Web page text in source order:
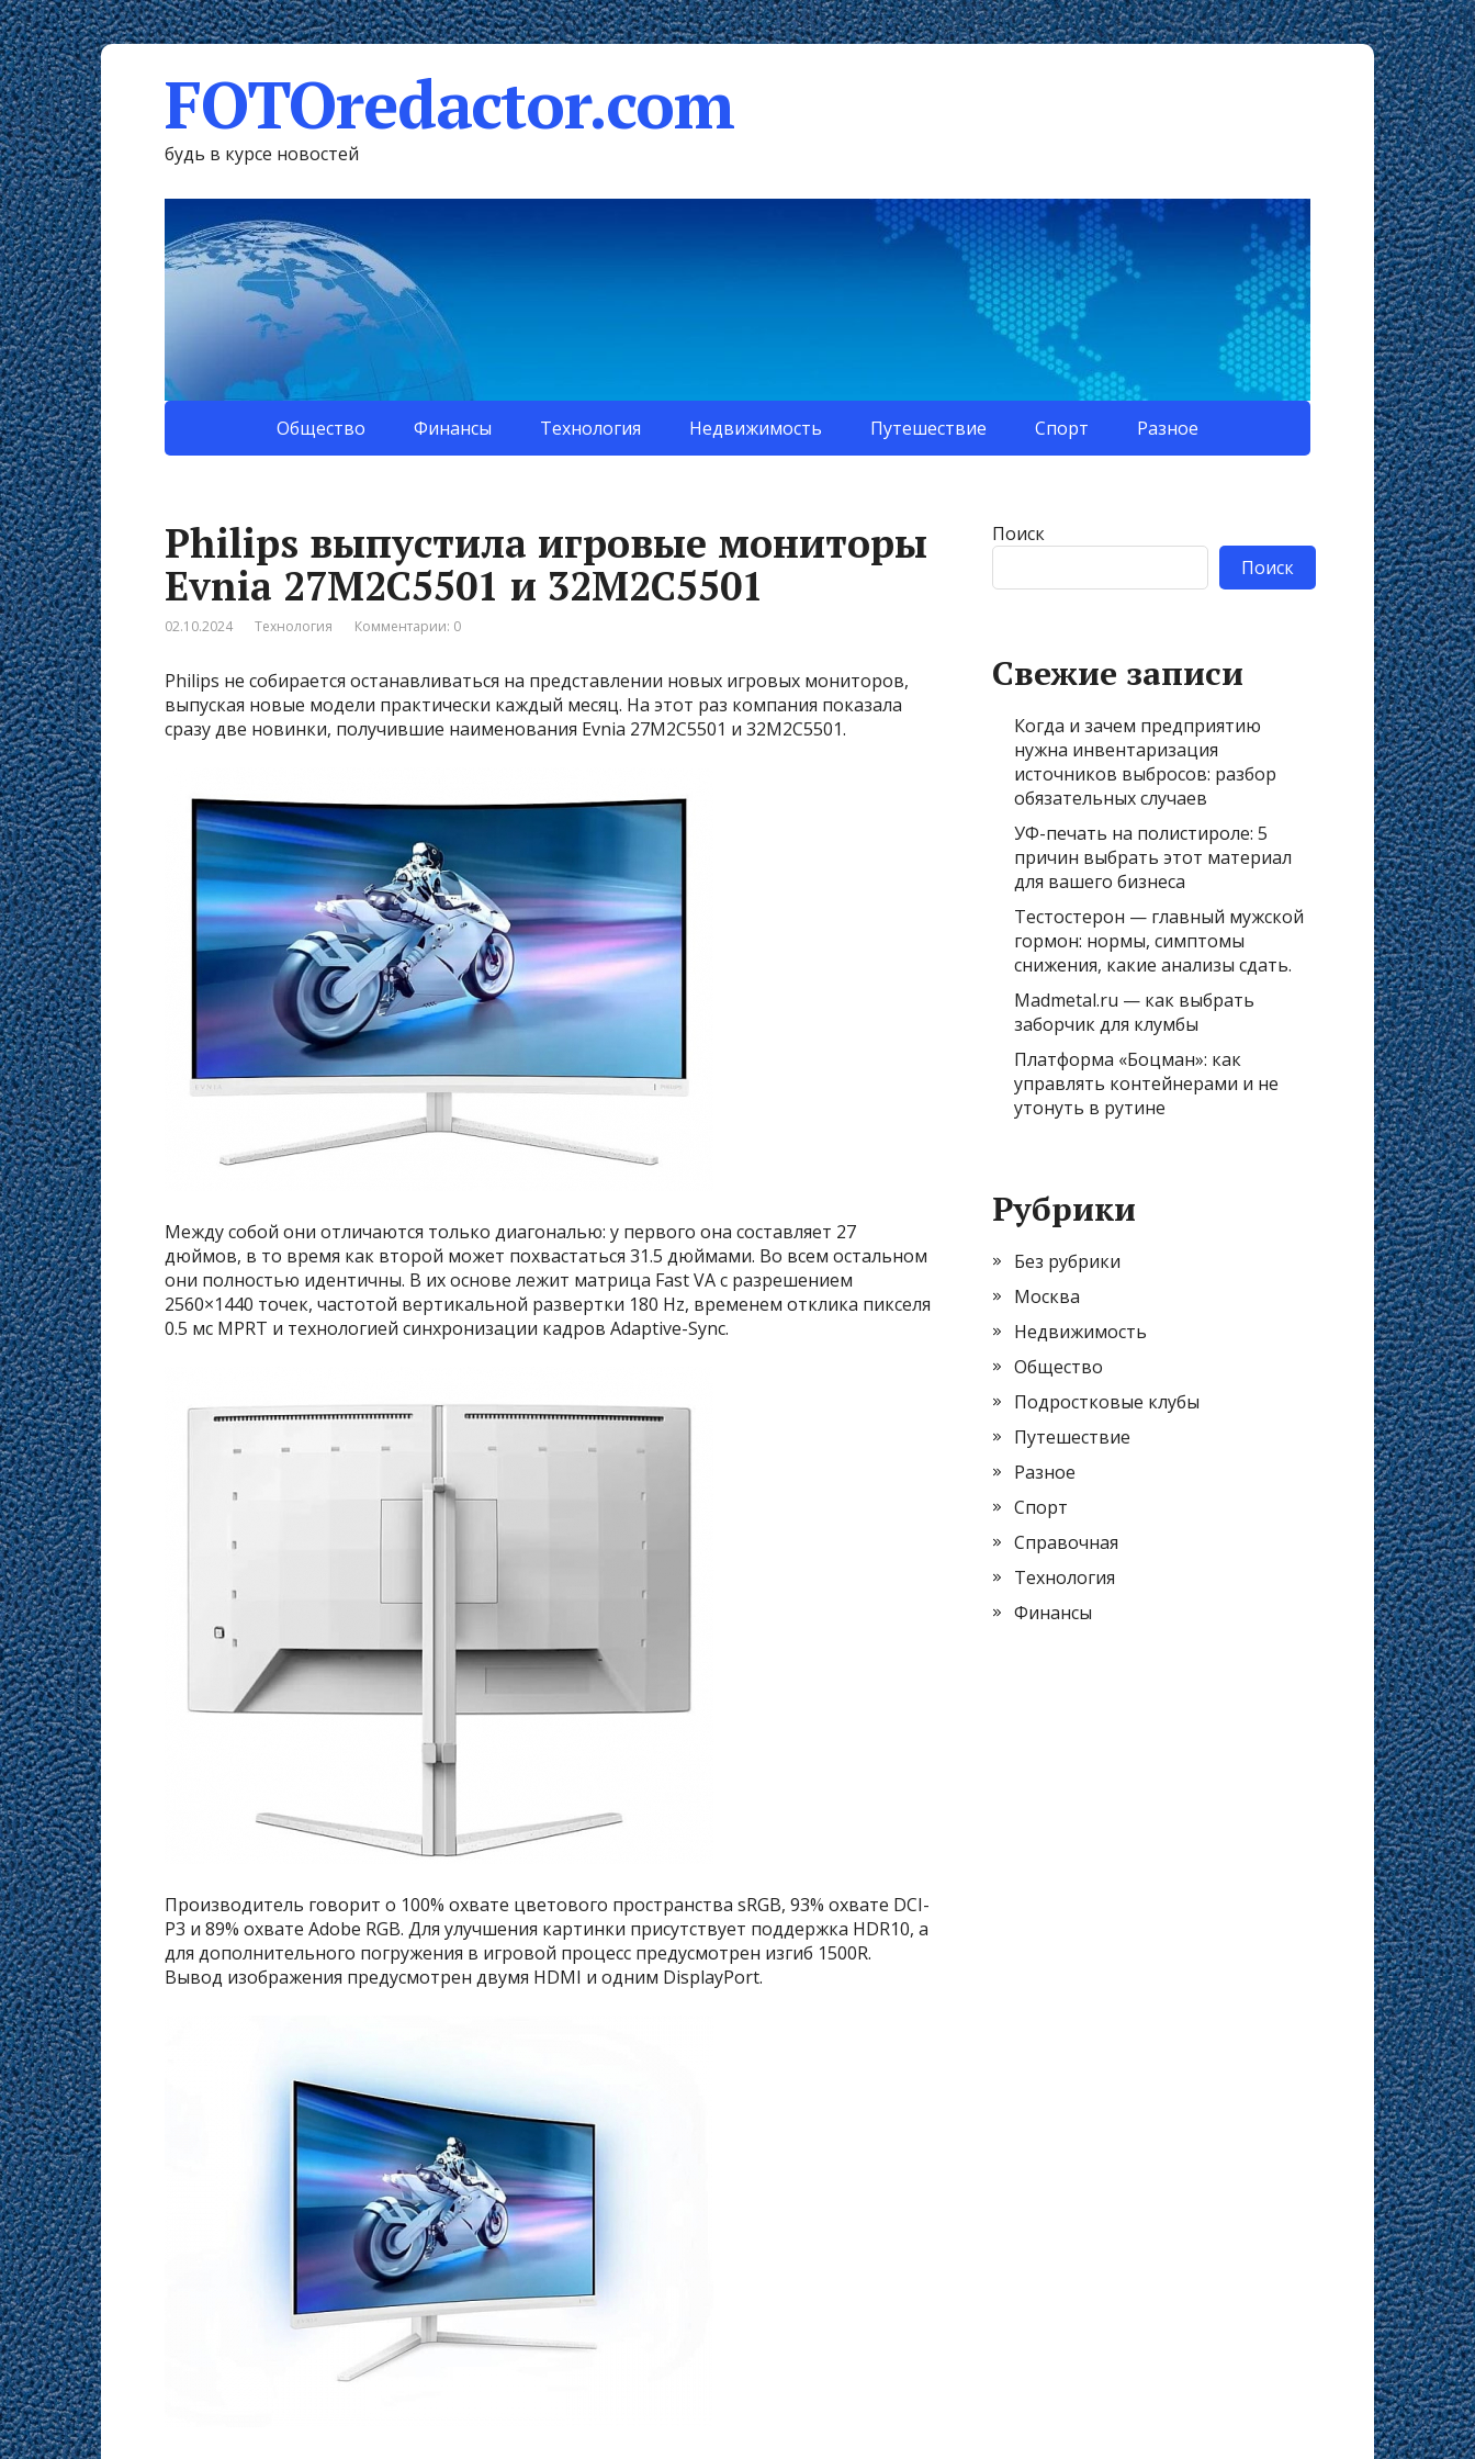
FOTOredactor.com
будь в курсе новостей
Общество Финансы Технология Недвижимость Путешествие Спорт Разное
Philips выпустила игровые мониторы
Evnia 27M2C5501 и 32M2C5501
02.10.2024 Технология Комментарии: 0
Philips не собирается останавливаться на представлении новых игровых мониторов,
выпуская новые модели практически каждый месяц. На этот раз компания показала
сразу две новинки, получившие наименования Evnia 27M2C5501 и 32M2C5501.
Между собой они отличаются только диагональю: у первого она составляет 27
дюймов, в то время как второй может похвастаться 31.5 дюймами. Во всем остальном
они полностью идентичны. В их основе лежит матрица Fast VA с разрешением
2560×1440 точек, частотой вертикальной развертки 180 Hz, временем отклика пикселя
0.5 мс MPRT и технологией синхронизации кадров Adaptive-Sync.
Производитель говорит о 100% охвате цветового пространства sRGB, 93% охвате DCI-
P3 и 89% охвате Adobe RGB. Для улучшения картинки присутствует поддержка HDR10, а
для дополнительного погружения в игровой процесс предусмотрен изгиб 1500R.
Вывод изображения предусмотрен двумя HDMI и одним DisplayPort.
Поиск
Поиск
Свежие записи
Когда и зачем предприятию
нужна инвентаризация
источников выбросов: разбор
обязательных случаев
УФ-печать на полистироле: 5
причин выбрать этот материал
для вашего бизнеса
Тестостерон — главный мужской
гормон: нормы, симптомы
снижения, какие анализы сдать.
Madmetal.ru — как выбрать
заборчик для клумбы
Платформа «Боцман»: как
управлять контейнерами и не
утонуть в рутине
Рубрики
Без рубрики
Москва
Недвижимость
Общество
Подростковые клубы
Путешествие
Разное
Спорт
Справочная
Технология
Финансы